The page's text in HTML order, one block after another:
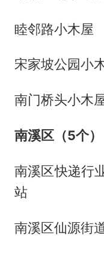
睦邻路小木屋
宋家坡公园小
南门桥头小木
南溪区（5个）
南溪区快递行
站
南溪区仙源街